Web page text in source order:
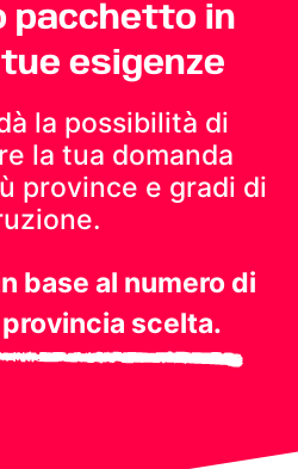
pacchetto in
esigenze
la possibilità di
la tua domanda
province e gradi di
base al numero di
scelta.